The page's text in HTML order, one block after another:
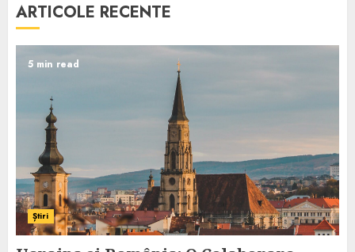
ARTICOLE RECENTE
5 min read
Știri